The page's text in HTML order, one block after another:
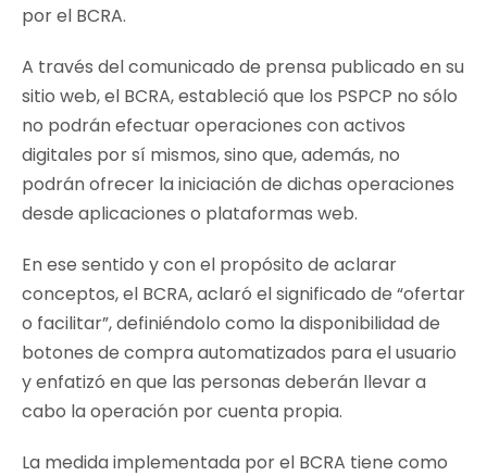
por el BCRA.
A través del comunicado de prensa publicado en su
sitio web, el BCRA, estableció que los PSPCP no sólo
no podrán efectuar operaciones con activos
digitales por sí mismos, sino que, además, no
podrán ofrecer la iniciación de dichas operaciones
desde aplicaciones o plataformas web.
En ese sentido y con el propósito de aclarar
conceptos, el BCRA, aclaró el significado de “ofertar
o facilitar”, definiéndolo como la disponibilidad de
botones de compra automatizados para el usuario
y enfatizó en que las personas deberán llevar a
cabo la operación por cuenta propia.
La medida implementada por el BCRA tiene como